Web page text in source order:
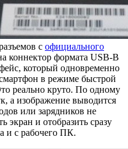
с официального
коннектор формата USB-B
который одновременно
в режиме быстрой
реально круто. По одному
а изображение выводится
или зарядников не
экран и отобразить сразу
и с рабочего ПК.